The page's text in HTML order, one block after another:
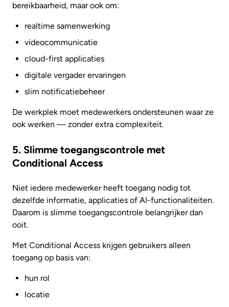
bereikbaarheid, maar ook om:
realtime samenwerking
videocommunicatie
cloud-first applicaties
digitale vergader ervaringen
slim notificatiebeheer
De werkplek moet medewerkers ondersteunen waar ze
ook werken — zonder extra complexiteit.
5. Slimme toegangscontrole met
Conditional Access
Niet iedere medewerker heeft toegang nodig tot
dezelfde informatie, applicaties of AI-functionaliteiten.
Daarom is slimme toegangscontrole belangrijker dan
ooit.
Met Conditional Access krijgen gebruikers alleen
toegang op basis van:
hun rol
locatie